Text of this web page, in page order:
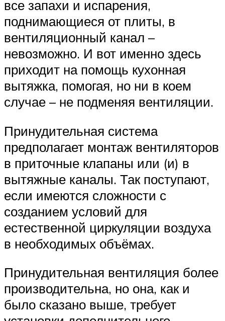
все запахи и испарения,
поднимающиеся от плиты, в
вентиляционный канал –
невозможно. И вот именно здесь
приходит на помощь кухонная
вытяжка, помогая, но ни в коем
случае – не подменяя вентиляции.
Принудительная система
предполагает монтаж вентиляторов
в приточные клапаны или (и) в
вытяжные каналы. Так поступают,
если имеются сложности с
созданием условий для
естественной циркуляции воздуха
в необходимых объёмах.
Принудительная вентиляция более
производительна, но она, как и
было сказано выше, требует